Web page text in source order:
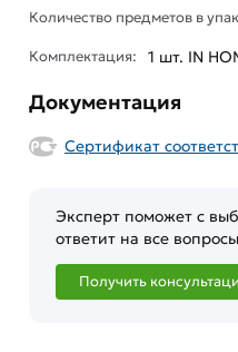
Количество предметов в
Комплектация: 1 шт. IN
Документация
Сертификат
Эксперт поможет с
ответит на все вопросы
Получить